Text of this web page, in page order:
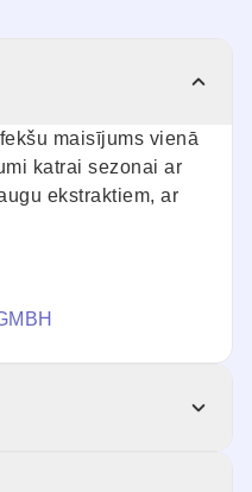
maisījums vienā
katrai sezonai ar
ekstraktiem, ar